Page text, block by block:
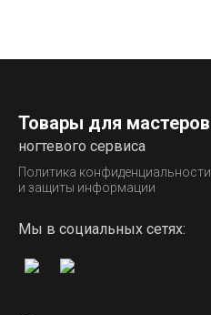
Товары для мастеров
ногтевого сервиса
Политика конфиденциальности
и защиты информации
Мы в социальных сетях: